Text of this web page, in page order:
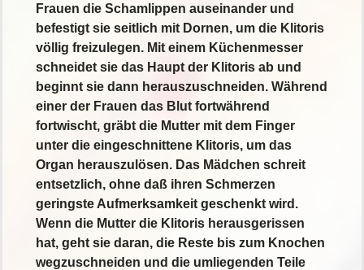
Frauen die Schamlippen auseinander und
befestigt sie seitlich mit Dornen, um die Klitoris
völlig freizulegen. Mit einem Küchenmesser
schneidet sie das Haupt der Klitoris ab und
beginnt sie dann herauszuschneiden. Während
einer der Frauen das Blut fortwährend
fortwischt, gräbt die Mutter mit dem Finger
unter die eingeschnittene Klitoris, um das
Organ herauszulösen. Das Mädchen schreit
entsetzlich, ohne daß ihren Schmerzen
geringste Aufmerksamkeit geschenkt wird.
Wenn die Mutter die Klitoris herausgerissen
hat, geht sie daran, die Reste bis zum Knochen
wegzuschneiden und die umliegenden Teile